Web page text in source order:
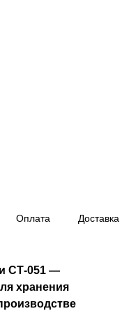
Оплата Доставка
СТ-051 —
хранения